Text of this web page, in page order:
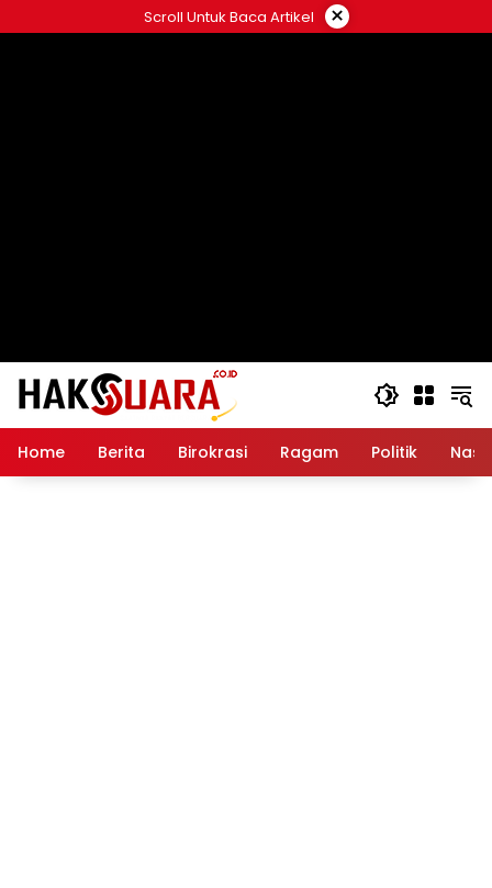
ke
Scroll Untuk Baca Artikel ×
Home Berita Birokrasi Ragam Politik